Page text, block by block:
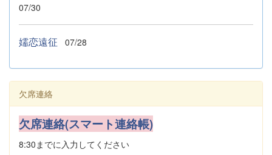
07/30
嬬恋遠征 07/28
欠席連絡
欠席連絡(スマート連絡帳)
8:30までに入力してください